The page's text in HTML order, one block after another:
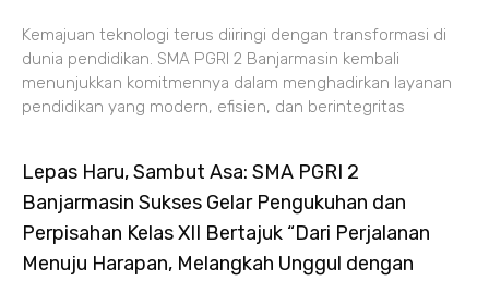
Kemajuan teknologi terus diiringi dengan transformasi di
dunia pendidikan. SMA PGRI 2 Banjarmasin kembali
menunjukkan komitmennya dalam menghadirkan layanan
pendidikan yang modern, efisien, dan berintegritas
Lepas Haru, Sambut Asa: SMA PGRI 2
Banjarmasin Sukses Gelar Pengukuhan dan
Perpisahan Kelas XII Bertajuk “Dari Perjalanan
Menuju Harapan, Melangkah Unggul dengan